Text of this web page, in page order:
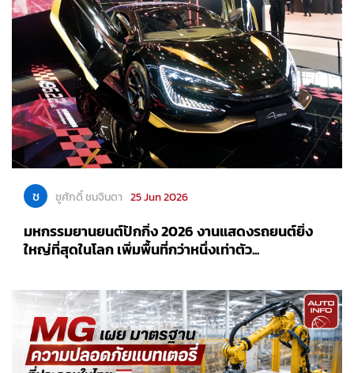
ช ชูศักดิ์ ชมจินดา 25 Jun 2026
มหกรรมยานยนต์ปักกิ่ง 2026 งานแสดงรถยนต์ยิ่ง
ใหญ่ที่สุดในโลก เพิ่มพื้นที่กว่าหนึ่งเท่าตัว...